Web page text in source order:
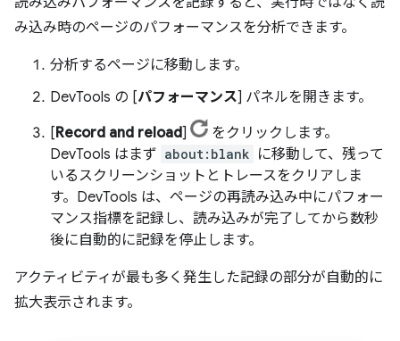
み込み時のページのパフォーマンスを分析できます。
分析するページに移動します。
DevTools の [パフォーマンス] パネルを開きます。
[Record and reload]
をクリックします。
DevTools はまず about:blank に移動して、残って
いるスクリーンショットとトレースをクリアしま
す。DevTools は、ページの再読み込み中にパフォー
マンス指標を記録し、読み込みが完了してから数秒
後に自動的に記録を停止します。
アクティビティが最も多く発生した記録の部分が自動的に
拡大表示されます。